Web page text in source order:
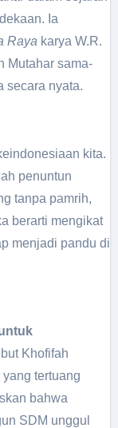
Ia
Raya karya W.R.
Mutahar sama-
secara nyata.
penuntun
tanpa pamrih,
berarti mengikat
menjadi pandu di
Khofifah
tertuang
bahwa
SDM unggul